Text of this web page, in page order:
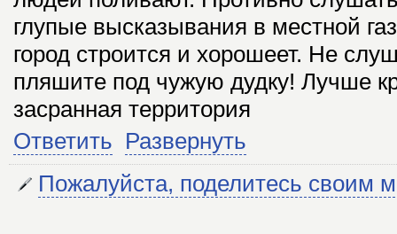
глупые высказывания в местной
город строится и хорошеет. Не
пляшите под чужую дудку! Лучше
засранная территория
Ответить Развернуть
Пожалуйста, поделитесь своим